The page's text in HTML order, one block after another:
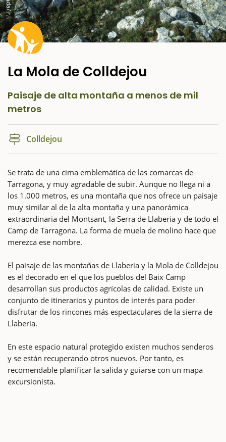
La Mola de Colldejou
a
É
Paisaje de alta montaña a menos de mil
metros
Colldejou
Se trata de una cima emblemática de las comarcas de
Tarragona, y muy agradable de subir. Aunque no llega ni a
los 1.000 metros, es una montaña que nos ofrece un paisaje
muy similar al de la alta montaña y una panorámica
extraordinaria del Montsant, la Serra de Llaberia y de todo el
Camp de Tarragona. La forma de muela de molino hace que
merezca ese nombre.
El paisaje de las montañas de Llaberia y la Mola de Colldejou
es el decorado en el que los pueblos del Baix Camp
desarrollan sus productos agrícolas de calidad. Existe un
conjunto de itinerarios y puntos de interés para poder
disfrutar de los rincones más espectaculares de la sierra de
Llaberia.
En este espacio natural protegido existen muchos senderos
y se están recuperando otros nuevos. Por tanto, es
recomendable planificar la salida y guiarse con un mapa
excursionista.